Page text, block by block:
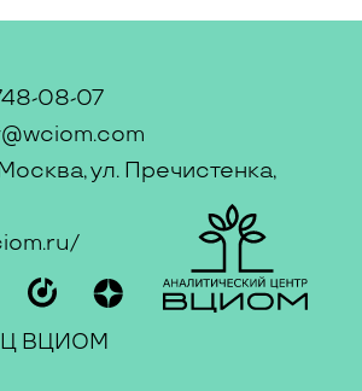
08-07
Москва, ул. Пречистенка,
ВЦИОМ